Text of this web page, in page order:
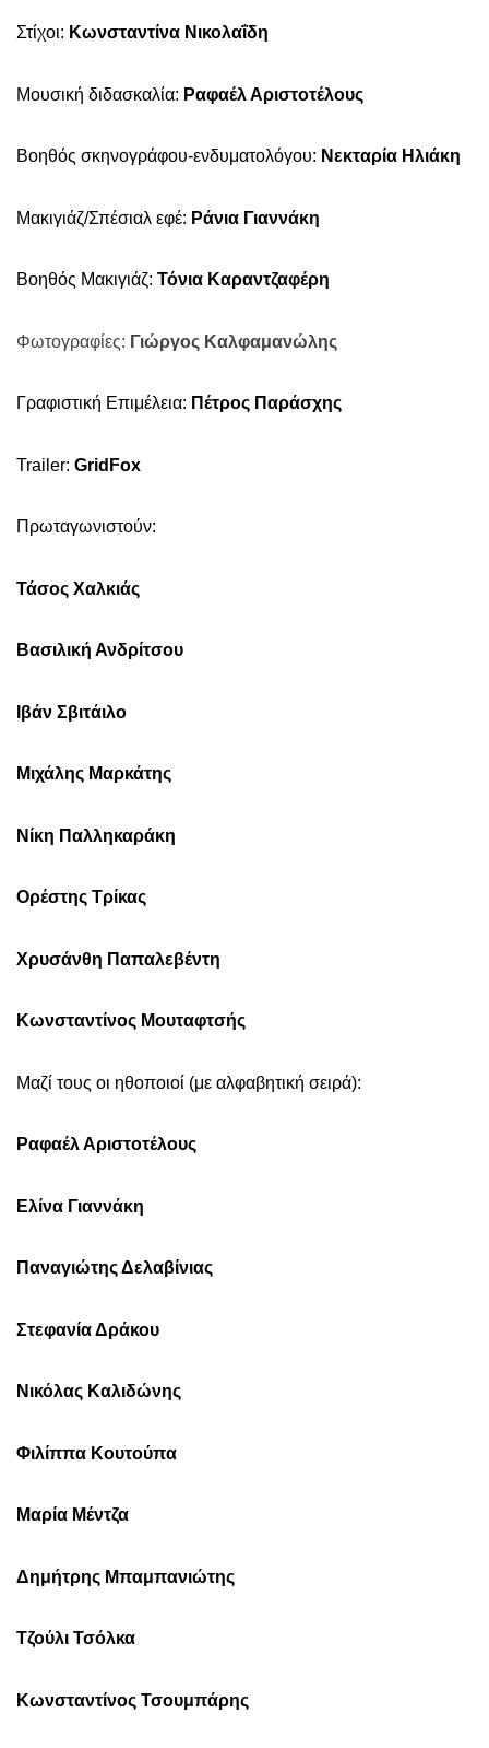
Στίχοι: Κωνσταντίνα Νικολαΐδη
Μουσική διδασκαλία: Ραφαέλ Αριστοτέλους
Βοηθός σκηνογράφου-ενδυματολόγου: Νεκταρία Ηλιάκη
Μακιγιάζ/Σπέσιαλ εφέ: Ράνια Γιαννάκη
Βοηθός Μακιγιάζ: Τόνια Καραντζαφέρη
Φωτογραφίες: Γιώργος Καλφαμανώλης
Γραφιστική Επιμέλεια: Πέτρος Παράσχης
Trailer: GridFox
Πρωταγωνιστούν:
Τάσος Χαλκιάς
Βασιλική Ανδρίτσου
Ιβάν Σβιτάιλο
Μιχάλης Μαρκάτης
Νίκη Παλληκαράκη
Ορέστης Τρίκας
Χρυσάνθη Παπαλεβέντη
Κωνσταντίνος Μουταφτσής
Μαζί τους οι ηθοποιοί (με αλφαβητική σειρά):
Ραφαέλ Αριστοτέλους
Ελίνα Γιαννάκη
Παναγιώτης Δελαβίνιας
Στεφανία Δράκου
Νικόλας Καλιδώνης
Φιλίππα Κουτούπα
Μαρία Μέντζα
Δημήτρης Μπαμπανιώτης
Τζούλι Τσόλκα
Κωνσταντίνος Τσουμπάρης